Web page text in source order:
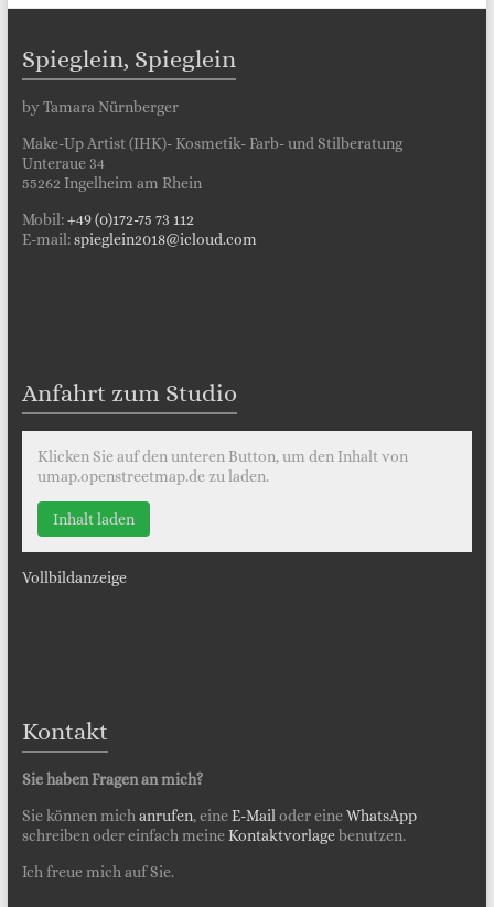
Spieglein, Spieglein
by Tamara Nürnberger
Make-Up Artist (IHK)- Kosmetik- Farb- und Stilberatung
Unteraue 34
55262 Ingelheim am Rhein
Mobil:+49 (0)172-75 73 112
E-mail:spieglein2018@icloud.com
Anfahrt zum Studio
Klicken Sie auf den unteren Button, um den Inhalt von
umap.openstreetmap.de zu laden.
Inhalt laden
Vollbildanzeige
Kontakt
Sie haben Fragen an mich?
Sie können mich anrufen, eineE-Mail oder eineWhatsApp
schreiben oder einfach meineKontaktvorlagebenutzen.
Ich freue mich auf Sie.